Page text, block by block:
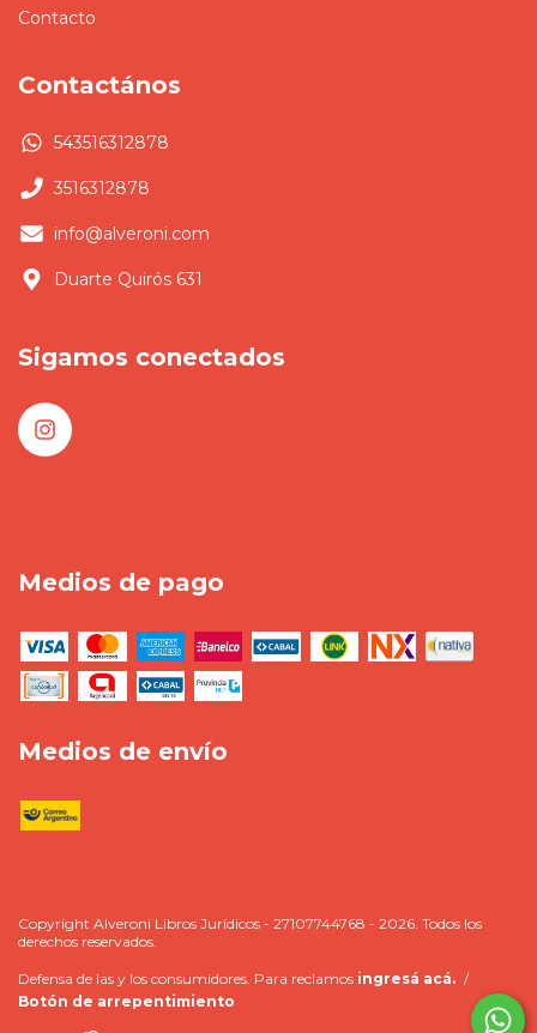
Contacto
Contactános
543516312878
3516312878
info@alveroni.com
Duarte Quirós 631
Sigamos conectados
Medios de pago
Medios de envío
Copyright Alveroni Libros Jurídicos - 27107744768 - 2026. Todos los
derechos reservados.
Defensa de las y los consumidores. Para reclamos ingresá acá. /
Botón de arrepentimiento